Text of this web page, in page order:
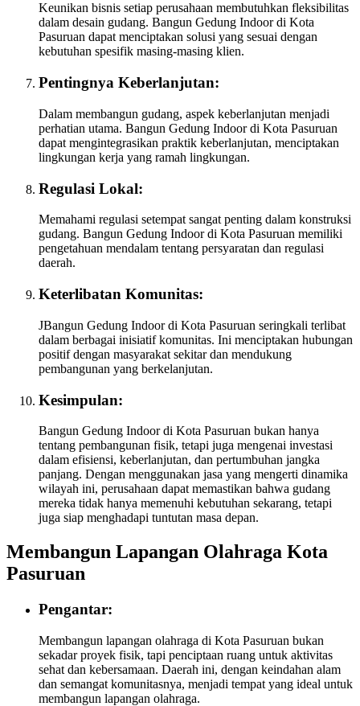
Keunikan bisnis setiap perusahaan membutuhkan fleksibilitas
dalam desain gudang. Bangun Gedung Indoor di Kota
Pasuruan dapat menciptakan solusi yang sesuai dengan
kebutuhan spesifik masing-masing klien.
Pentingnya Keberlanjutan:
Dalam membangun gudang, aspek keberlanjutan menjadi
perhatian utama. Bangun Gedung Indoor di Kota Pasuruan
dapat mengintegrasikan praktik keberlanjutan, menciptakan
lingkungan kerja yang ramah lingkungan.
Regulasi Lokal:
Memahami regulasi setempat sangat penting dalam konstruksi
gudang. Bangun Gedung Indoor di Kota Pasuruan memiliki
pengetahuan mendalam tentang persyaratan dan regulasi
daerah.
Keterlibatan Komunitas:
JBangun Gedung Indoor di Kota Pasuruan seringkali terlibat
dalam berbagai inisiatif komunitas. Ini menciptakan hubungan
positif dengan masyarakat sekitar dan mendukung
pembangunan yang berkelanjutan.
Kesimpulan:
Bangun Gedung Indoor di Kota Pasuruan bukan hanya
tentang pembangunan fisik, tetapi juga mengenai investasi
dalam efisiensi, keberlanjutan, dan pertumbuhan jangka
panjang. Dengan menggunakan jasa yang mengerti dinamika
wilayah ini, perusahaan dapat memastikan bahwa gudang
mereka tidak hanya memenuhi kebutuhan sekarang, tetapi
juga siap menghadapi tuntutan masa depan.
Membangun Lapangan Olahraga Kota
Pasuruan
Pengantar:
Membangun lapangan olahraga di Kota Pasuruan bukan
sekadar proyek fisik, tapi penciptaan ruang untuk aktivitas
sehat dan kebersamaan. Daerah ini, dengan keindahan alam
dan semangat komunitasnya, menjadi tempat yang ideal untuk
membangun lapangan olahraga.